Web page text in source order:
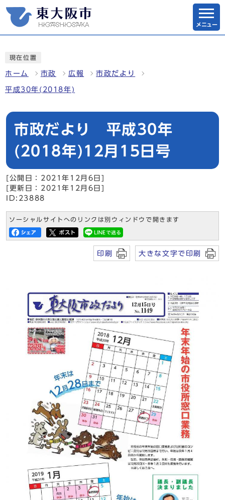
メニュー
現在位置
ホーム 市政 広報 市政だより
平成30年(2018年)
市政だより 平成30年
(2018年)12月15日号
[公開日：2021年12月6日]
[更新日：2021年12月6日]
ID:23888
ソーシャルサイトへのリンクは別ウィンドウで開きます
印刷 大きな文字で印刷